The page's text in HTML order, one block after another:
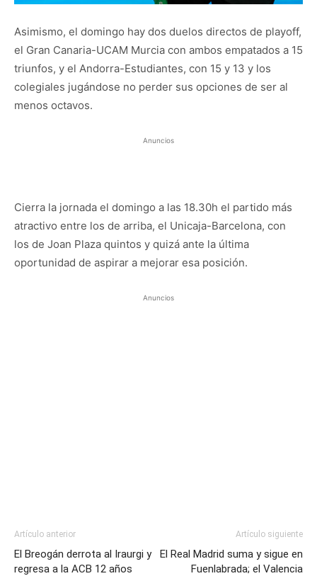
Asimismo, el domingo hay dos duelos directos de playoff,
el Gran Canaria-UCAM Murcia con ambos empatados a 15
triunfos, y el Andorra-Estudiantes, con 15 y 13 y los
colegiales jugándose no perder sus opciones de ser al
menos octavos.
Anuncios
Cierra la jornada el domingo a las 18.30h el partido más
atractivo entre los de arriba, el Unicaja-Barcelona, con
los de Joan Plaza quintos y quizá ante la última
oportunidad de aspirar a mejorar esa posición.
Anuncios
Artículo anterior
El Breogán derrota al Iraurgi y
regresa a la ACB 12 años
Artículo siguiente
El Real Madrid suma y sigue en
Fuenlabrada; el Valencia